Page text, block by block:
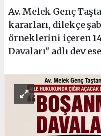
Av. Melek Genç
kararları, dilekçe
örneklerini içeren
Davaları" adlı dev